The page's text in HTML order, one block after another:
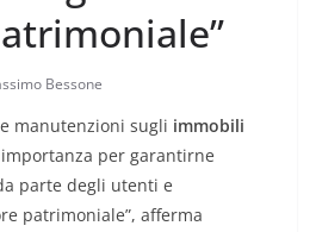
Bessone
manutenzioni sugli immobili
per garantirne
parte degli utenti e
patrimoniale”, afferma